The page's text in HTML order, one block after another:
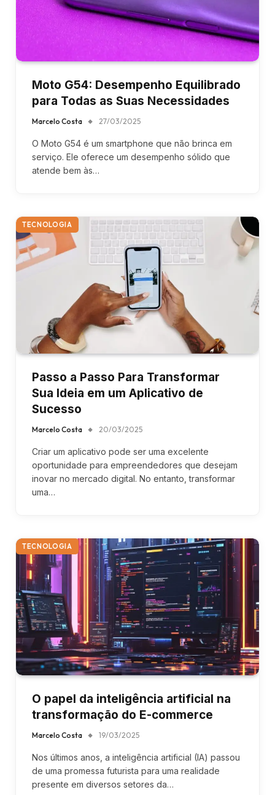
Moto G54: Desempenho Equilibrado
para Todas as Suas Necessidades
Marcelo Costa 27/03/2025
O Moto G54 é um smartphone que não brinca em
serviço. Ele oferece um desempenho sólido que
atende bem às…
TECNOLOGIA
Passo a Passo Para Transformar
Sua Ideia em um Aplicativo de
Sucesso
Marcelo Costa 20/03/2025
Criar um aplicativo pode ser uma excelente
oportunidade para empreendedores que desejam
inovar no mercado digital. No entanto, transformar
uma…
TECNOLOGIA
O papel da inteligência artificial na
transformação do E-commerce
Marcelo Costa 19/03/2025
Nos últimos anos, a inteligência artificial (IA) passou
de uma promessa futurista para uma realidade
presente em diversos setores da…